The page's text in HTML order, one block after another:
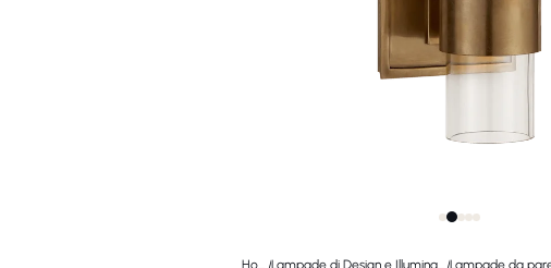
Home / Lampade di Design e Illuminazione di Lusso /